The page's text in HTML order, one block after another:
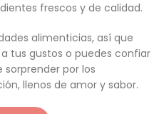
frescos y de calidad.
alimenticias, así que
tus gustos o puedes confiar
por los
llenos de amor y sabor.